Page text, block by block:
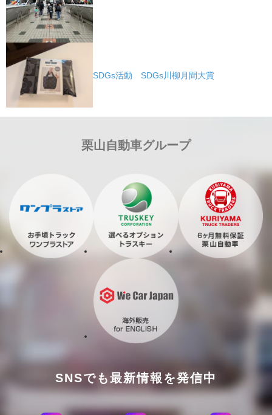
SDGs活動 SDGs川柳月間大賞
栗山自動車グループ
SNSでも最新情報を発信中